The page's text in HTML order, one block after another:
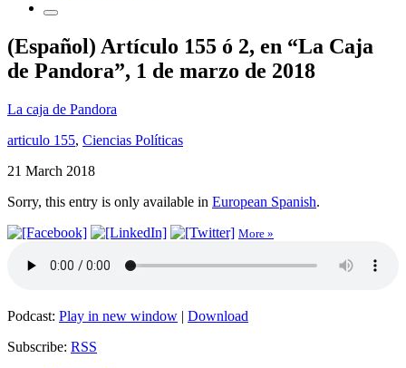
(Español) Artículo 155 ó 2, en “La Caja
de Pandora”, 1 de marzo de 2018
La caja de Pandora
articulo 155, Ciencias Políticas
21 March 2018
Sorry, this entry is only available in European Spanish.
More »
Podcast: Play in new window | Download
Subscribe: RSS